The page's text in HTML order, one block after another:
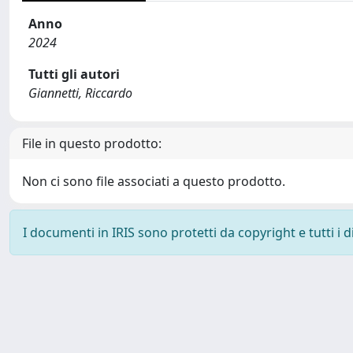
Anno
2024
Tutti gli autori
Giannetti, Riccardo
File in questo prodotto:
Non ci sono file associati a questo prodotto.
I documenti in IRIS sono protetti da copyright e tutti i